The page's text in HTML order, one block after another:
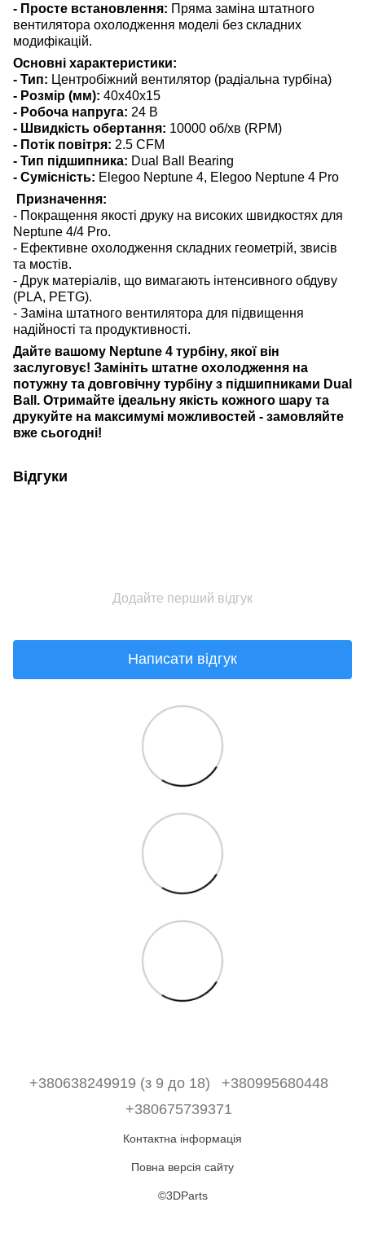
- Просте встановлення: Пряма заміна штатного
вентилятора охолодження моделі без складних
модифікацій.
Основні характеристики:
- Тип: Центробіжний вентилятор (радіальна турбіна)
- Розмір (мм): 40x40x15
- Робоча напруга: 24 В
- Швидкість обертання: 10000 об/хв (RPM)
- Потік повітря: 2.5 CFM
- Тип підшипника: Dual Ball Bearing
- Сумісність: Elegoo Neptune 4, Elegoo Neptune 4 Pro
Призначення:
- Покращення якості друку на високих швидкостях для
Neptune 4/4 Pro.
- Ефективне охолодження складних геометрій, звисів
та мостів.
- Друк матеріалів, що вимагають інтенсивного обдуву
(PLA, PETG).
- Заміна штатного вентилятора для підвищення
надійності та продуктивності.
Дайте вашому Neptune 4 турбіну, якої він
заслуговує! Замініть штатне охолодження на
потужну та довговічну турбіну з підшипниками Dual
Ball. Отримайте ідеальну якість кожного шару та
друкуйте на максимумі можливостей - замовляйте
вже сьогодні!
Відгуки
Додайте перший відгук
Написати відгук
+380638249919 (з 9 до 18)
+380995680448
+380675739371
Контактна інформація
Повна версія сайту
©3DParts